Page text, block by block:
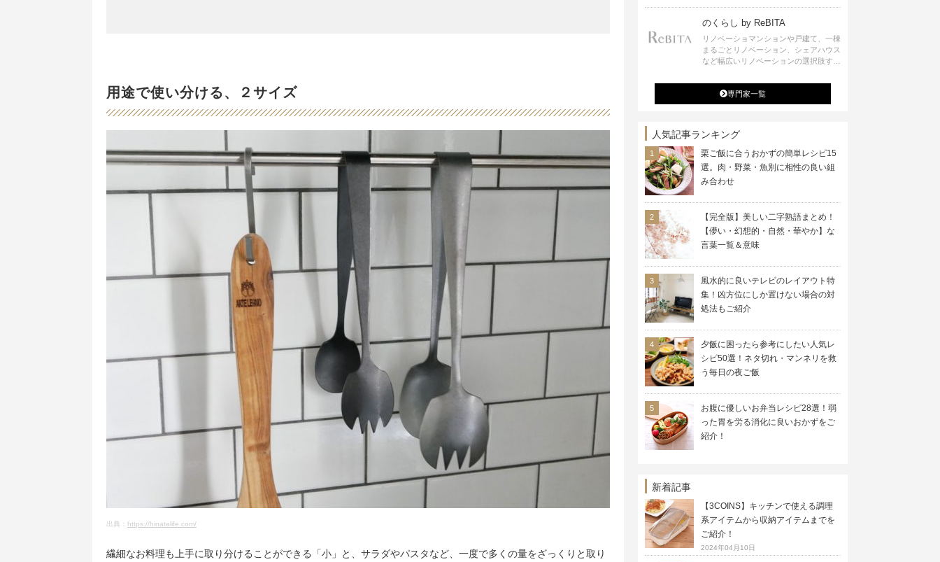
用途で使い分ける、２サイズ
出典： https://hinatalife.com/
繊細なお料理も上手に取り分けることができる「小」と、サラダやパスタなど、一度で多くの量をざっくりと取り
す。
のくらし by ReBITA
リノベーショマンションや戸建て、一棟
まるごとリノベーション、シェアハウス
など幅広いリノベーションの選択肢すべ
ジ・シェアスペースなど、「住む」だけ
ではなく「働く」「遊ぶ」「学ぶ」「旅
する」といった領域でも、暮らしや生き
専門家一覧
人気記事ランキング
栗ご飯に合うおかずの簡単レシピ15
選。肉・野菜・魚別に相性の良い組
み合わせ
【完全版】美しい二字熟語まとめ！
【儚い・幻想的・自然・華やか】な
言葉一覧＆意味
風水的に良いテレビのレイアウト特
集！凶方位にしか置けない場合の対
処法もご紹介
夕飯に困ったら参考にしたい人気レ
シピ50選！ネタ切れ・マンネリを救
う毎日の夜ご飯
お腹に優しいお弁当レシピ28選！弱
った胃を労る消化に良いおかずをご
紹介！
新着記事
【3COINS】キッチンで使える調理
系アイテムから収納アイテムまでを
ご紹介！
2024年04月10日